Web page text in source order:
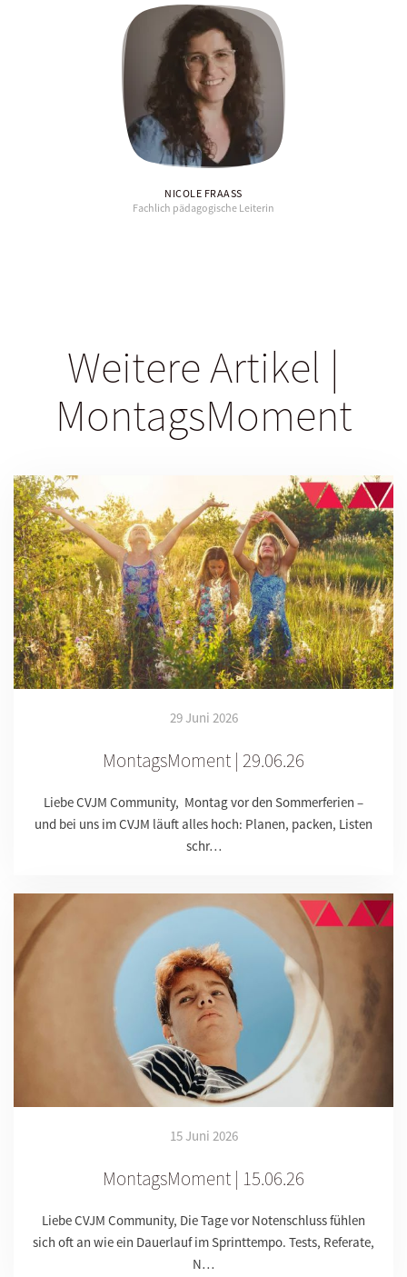
NICOLE FRAASS
Fachlich pädagogische Leiterin
Weitere Artikel |
MontagsMoment
29 Juni 2026
MontagsMoment | 29.06.26
Liebe CVJM Community, Montag vor den Sommerferien –
und bei uns im CVJM läuft alles hoch: Planen, packen, Listen
schr…
15 Juni 2026
MontagsMoment | 15.06.26
Liebe CVJM Community, Die Tage vor Notenschluss fühlen
sich oft an wie ein Dauerlauf im Sprinttempo. Tests, Referate,
N…